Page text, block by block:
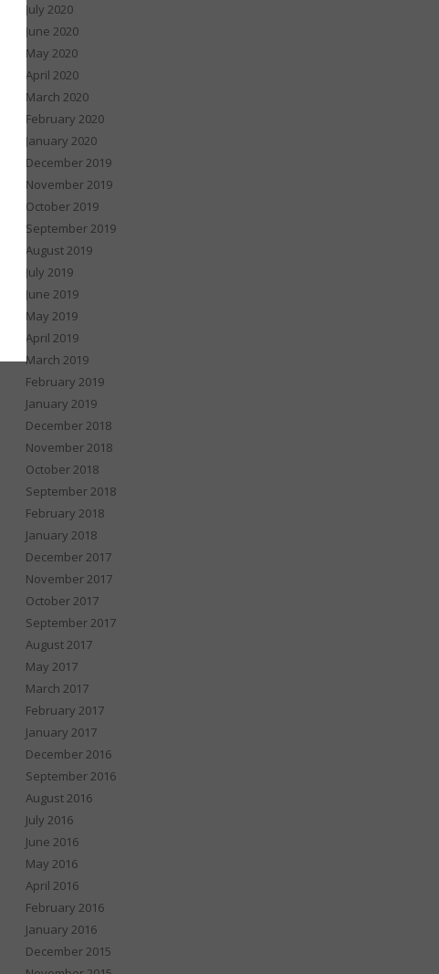
July 2020
June 2020
May 2020
April 2020
March 2020
February 2020
January 2020
December 2019
November 2019
October 2019
September 2019
August 2019
July 2019
June 2019
May 2019
April 2019
March 2019
February 2019
January 2019
December 2018
November 2018
October 2018
September 2018
February 2018
January 2018
December 2017
November 2017
October 2017
September 2017
August 2017
May 2017
March 2017
February 2017
January 2017
December 2016
September 2016
August 2016
July 2016
June 2016
May 2016
April 2016
February 2016
January 2016
December 2015